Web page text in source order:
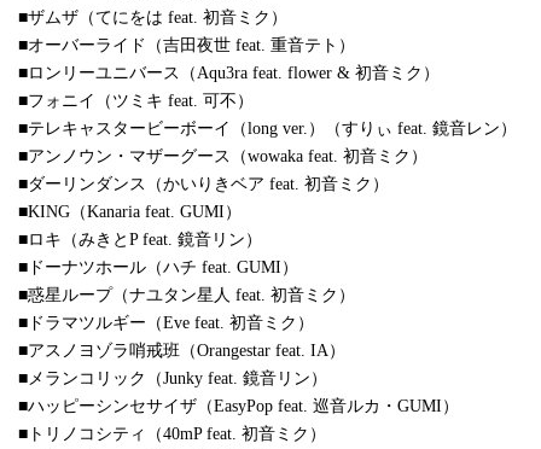
■ザムザ（てにをは feat. 初音ミク）
■オーバーライド（吉田夜世 feat. 重音テト）
■ロンリーユニバース（Aqu3ra feat. flower & 初音ミク）
■フォニイ（ツミキ feat. 可不）
■テレキャスタービーボーイ（long ver.）（すりぃ feat. 鏡音レン）
■アンノウン・マザーグース（wowaka feat. 初音ミク）
■ダーリンダンス（かいりきベア feat. 初音ミク）
■KING（Kanaria feat. GUMI）
■ロキ（みきとP feat. 鏡音リン）
■ドーナツホール（ハチ feat. GUMI）
■惑星ループ（ナユタン星人 feat. 初音ミク）
■ドラマツルギー（Eve feat. 初音ミク）
■アスノヨゾラ哨戒班（Orangestar feat. IA）
■メランコリック（Junky feat. 鏡音リン）
■ハッピーシンセサイザ（EasyPop feat. 巡音ルカ・GUMI）
■トリノコシティ（40mP feat. 初音ミク）